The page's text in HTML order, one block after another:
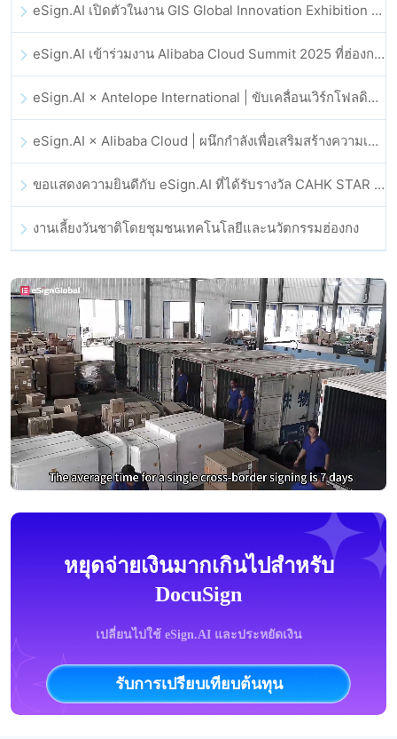
eSign.AI เปิดตัวในงาน GIS Global Innovation Exhibition 2025
eSign.AI เข้าร่วมงาน Alibaba Cloud Summit 2025 ที่ฮ่องกง เพื่อขับเคลื่อนนวัตกรรมคลาวด์ที่ขับเคลื่อนด้วย AI และความเชื่อมั่นทางดิจิทัล
eSign.AI × Antelope International | ขับเคลื่อนเวิร์กโฟลดิจิทัลที่ปลอดภัยและขับเคลื่อนด้วย AI
eSign.AI × Alibaba Cloud | ผนึกกำลังเพื่อเสริมสร้างความเชื่อมั่นดิจิทัลระดับโลกสำหรับฟินเทค
ขอแสดงความยินดีกับ eSign.AI ที่ได้รับรางวัล CAHK STAR Award 2025
งานเลี้ยงวันชาติโดยชุมชนเทคโนโลยีและนวัตกรรมฮ่องกง
หยุดจ่ายเงินมากเกินไปสำหรับ
DocuSign
เปลี่ยนไปใช้ eSign.AI และประหยัดเงิน
รับการเปรียบเทียบต้นทุน